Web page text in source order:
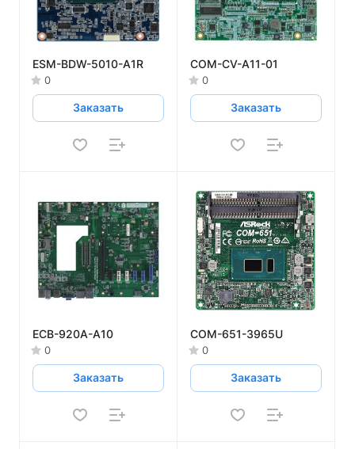
ESM-BDW-5010-A1R
0
Заказать
COM-CV-A11-01
0
Заказать
ECB-920A-A10
0
Заказать
COM-651-3965U
0
Заказать